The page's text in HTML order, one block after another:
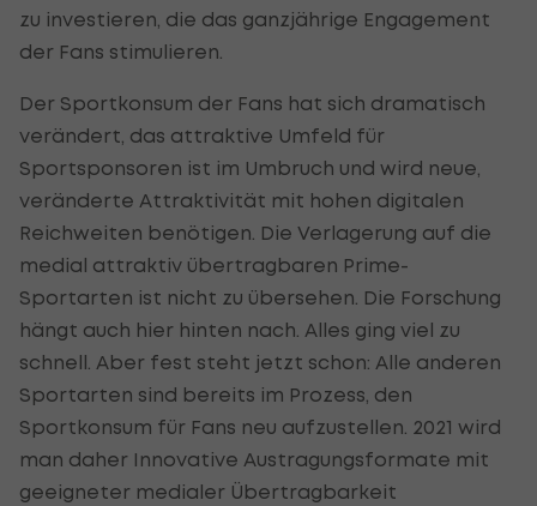
zu investieren, die das ganzjährige Engagement
der Fans stimulieren.
Der Sportkonsum der Fans hat sich dramatisch
verändert, das attraktive Umfeld für
Sportsponsoren ist im Umbruch und wird neue,
veränderte Attraktivität mit hohen digitalen
Reichweiten benötigen. Die Verlagerung auf die
medial attraktiv übertragbaren Prime-
Sportarten ist nicht zu übersehen. Die Forschung
hängt auch hier hinten nach. Alles ging viel zu
schnell. Aber fest steht jetzt schon: Alle anderen
Sportarten sind bereits im Prozess, den
Sportkonsum für Fans neu aufzustellen. 2021 wird
man daher Innovative Austragungsformate mit
geeigneter medialer Übertragbarkeit